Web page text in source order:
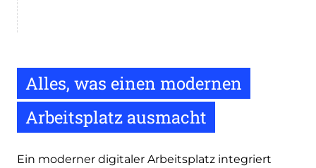
Alles, was einen modernen
Arbeitsplatz ausmacht
Ein moderner digitaler Arbeitsplatz integriert